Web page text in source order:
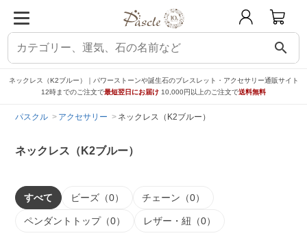
search
ネックレス（K2ブルー）｜パワーストーンや誕生石のブレスレット・アクセサリー通販サイト
12時までのご注文で最短翌日にお届け 10,000円以上のご注文で送料無料
パスクル アクセサリー ネックレス（K2ブルー）
ネックレス（K2ブルー）
すべて ビーズ（0） チェーン（0）
ペンダントトップ（0） レザー・紐（0）